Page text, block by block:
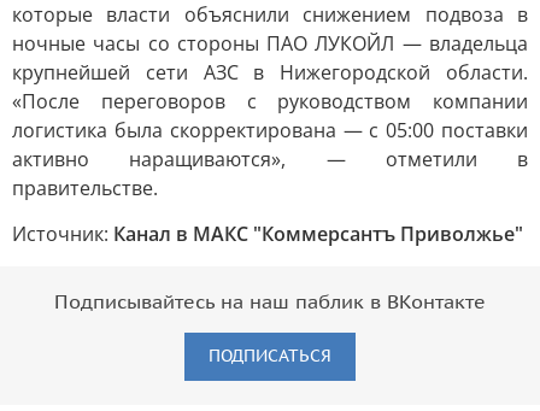
которые власти объяснили снижением подвоза в
ночные часы со стороны ПАО ЛУКОЙЛ — владельца
крупнейшей сети АЗС в Нижегородской области.
«После переговоров с руководством компании
логистика была скорректирована — с 05:00 поставки
активно наращиваются», — отметили в
правительстве.
Источник: Канал в МАКС "Коммерсантъ Приволжье"
Подписывайтесь на наш паблик в ВКонтакте
ПОДПИСАТЬСЯ